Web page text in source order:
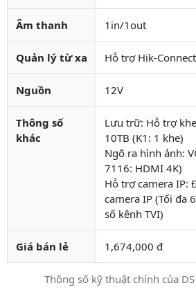
Thông số kỹ thuật chính của
Âm thanh 1in/1out
Quản lý từ xa Hỗ trợ Hik-
Nguồn 12V
Thông số
khác
Lưu trữ: Hỗ trợ
10TB (K1: 1 khe)
Ngõ ra hình ảnh:
7116: HDMI 4K)
Hỗ trợ camera IP:
camera IP (Tối đa
số kênh TVI)
Giá bán lẻ 1,674,000 đ